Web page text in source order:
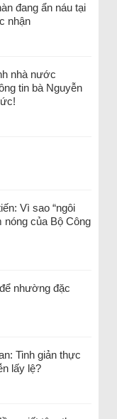
đang ẩn náu tại
nhận
nhà nước
tin bà Nguyễn
Vì sao “ngôi
nóng của Bộ Công
nhường đặc
Tinh giản thực
lấy lệ?